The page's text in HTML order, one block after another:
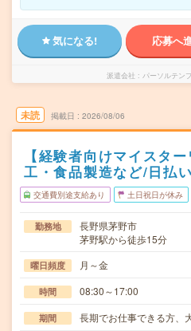
気になる! 応募へ
派遣会社 パーソルテン
未読 掲載日 2026/08/06
【経験者向けマイスタ
工・食品製造など/日払
交通費別途支給あり 土日祝日が休み
勤務地
長野県茅野市
茅野駅から徒歩15分
曜日頻度 月～金
時間 08:30～17:00
期間 長期でお仕事できる方、